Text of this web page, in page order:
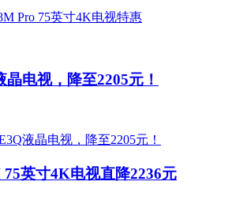
晶电视，降至2205元！
英寸4K电视直降2236元